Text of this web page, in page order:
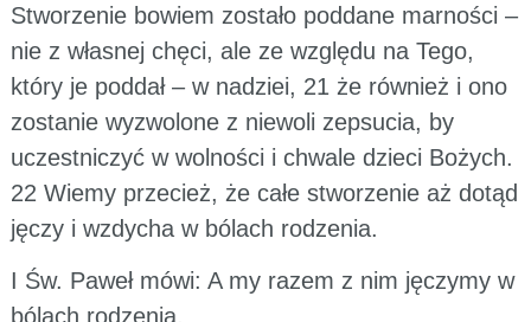
Stworzenie bowiem zostało poddane marności –
nie z własnej chęci, ale ze względu na Tego,
który je poddał – w nadziei, 21 że również i ono
zostanie wyzwolone z niewoli zepsucia, by
uczestniczyć w wolności i chwale dzieci Bożych.
22 Wiemy przecież, że całe stworzenie aż dotąd
jęczy i wzdycha w bólach rodzenia.
I Św. Paweł mówi: A my razem z nim jęczymy w
bólach rodzenia.